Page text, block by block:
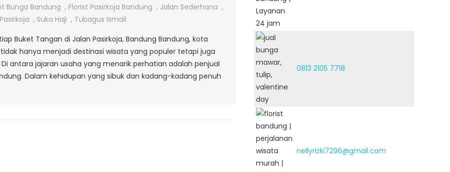
Jual
Buket
Di
Jalan
Pasirkoja
Bandung
Bunga Bandung , Florist Pasirkoja Bandung , Jalan Sederhana ,
, Suka Haji , Tubagus Ismail
Buket Tangan di Jalan Pasirkoja, Bandung Bandung, kota
hanya menjadi destinasi wisata yang populer tetapi juga
antara jajaran usaha yang menarik perhatian adalah penjual
Dalam kehidupan yang sibuk dan kadang-kadang penuh
0813 2105 7718
nellyrizki7296@gmail.com